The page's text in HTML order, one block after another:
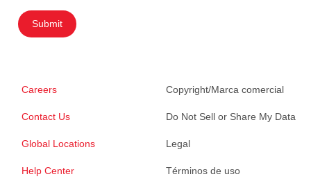
Submit
Careers
Contact Us
Global Locations
Help Center
Copyright/Marca comercial
Do Not Sell or Share My Data
Legal
Términos de uso